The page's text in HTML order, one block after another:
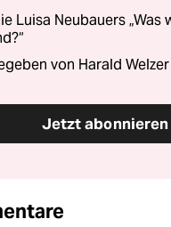
Luisa Neubauers „Was
von Harald Welzer
Jetzt abonnieren